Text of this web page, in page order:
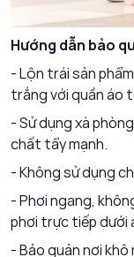
Hướng dẫn bảo
- Lộn trái sản
trắng với quần áo
- Sử dụng xà
chất tẩy mạnh.
- Không sử dụng
- Phơi ngang,
phơi trực tiếp dưới
- Bảo quản nơi